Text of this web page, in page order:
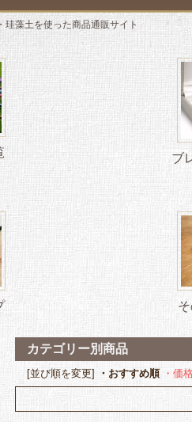
藻土を使った商品通販サイト
ブ
カテゴリー別商品
[並び順を変更] ・おすすめ順 ・価